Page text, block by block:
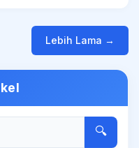
Lebih Lama →
🔍